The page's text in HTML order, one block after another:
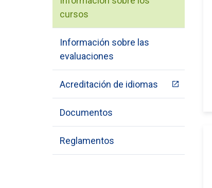
cursos
Información sobre las
evaluaciones
Acreditación de idiomas
Documentos
Reglamentos